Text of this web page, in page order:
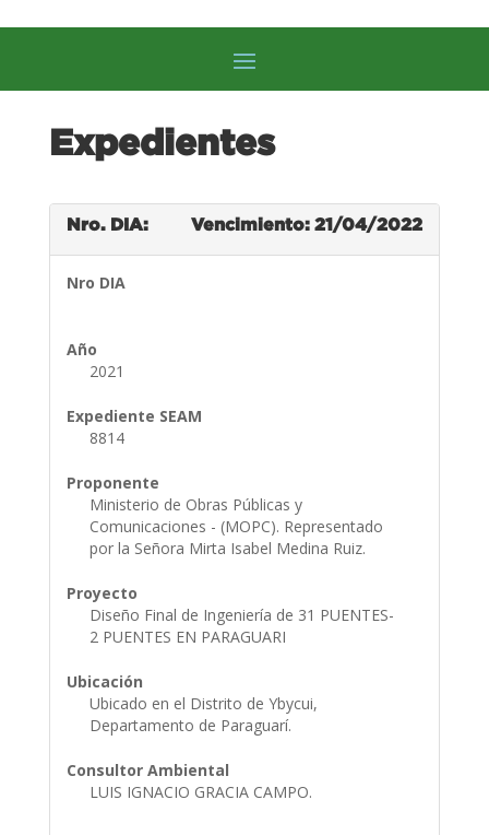
Expedientes
Nro. DIA: Vencimiento: 21/04/2022
Nro DIA
Año
2021
Expediente SEAM
8814
Proponente
Ministerio de Obras Públicas y
Comunicaciones - (MOPC). Representado
por la Señora Mirta Isabel Medina Ruiz.
Proyecto
Diseño Final de Ingeniería de 31 PUENTES-
2 PUENTES EN PARAGUARI
Ubicación
Ubicado en el Distrito de Ybycui,
Departamento de Paraguarí.
Consultor Ambiental
LUIS IGNACIO GRACIA CAMPO.